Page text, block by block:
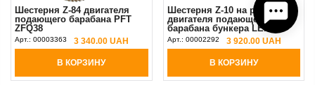
Шестерня Z-84 двигателя
подающего барабана PFT
ZFQ38
Арт.: 00003363 3 340.00 UAH
В КОРЗИНУ
Шестерня Z-10 на ротор
двигателя подающего
барабана бункера LENZE
Арт.: 00002292 3 920.00 UAH
В КОРЗИНУ